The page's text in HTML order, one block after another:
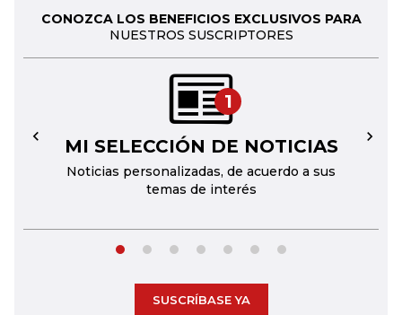
CONOZCA LOS BENEFICIOS EXCLUSIVOS PARA
NUESTROS SUSCRIPTORES
1
MI SELECCIÓN DE NOTICIAS
Noticias personalizadas, de acuerdo a sus
temas de interés
← →
SUSCRÍBASE YA